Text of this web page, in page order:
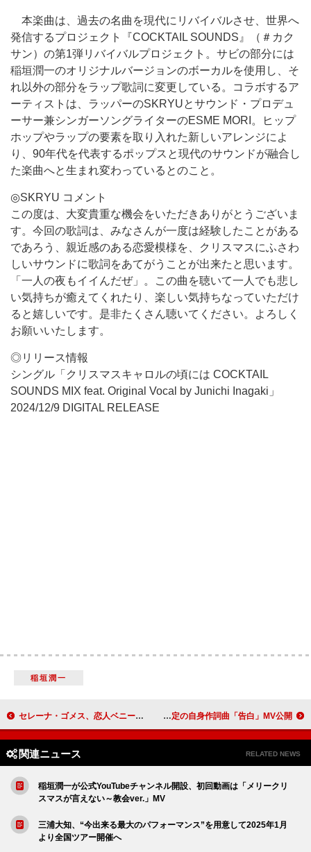
本楽曲は、過去の名曲を現代にリバイバルさせ、世界へ
発信するプロジェクト『COCKTAIL SOUNDS』（＃カク
サン）の第1弾リバイバルプロジェクト。サビの部分には
稲垣潤一のオリジナルバージョンのボーカルを使用し、そ
れ以外の部分をラップ歌詞に変更している。コラボするア
ーティストは、ラッパーのSKRYUとサウンド・プロデュ
ーサー兼シンガーソングライターのESME MORI。ヒップ
ホップやラップの要素を取り入れた新しいアレンジによ
り、90年代を代表するポップスと現代のサウンドが融合し
た楽曲へと生まれ変わっているとのこと。
◎SKRYU コメント
この度は、大変貴重な機会をいただきありがとうございま
す。今回の歌詞は、みなさんが一度は経験したことがある
であろう、親近感のある恋愛模様を、クリスマスにふさわ
しいサウンドに歌詞をあてがうことが出来たと思います。
「一人の夜もイイんだぜ」。この曲を聴いて一人でも悲し
い気持ちが癒えてくれたり、楽しい気持ちなっていただけ
ると嬉しいです。是非たくさん聴いてください。よろしく
お願いいたします。
◎リリース情報
シングル「クリスマスキャロルの頃には COCKTAIL
SOUNDS MIX feat. Original Vocal by Junichi Inagaki」
2024/12/9 DIGITAL RELEASE
稲垣潤一
セレーナ・ゴメス、恋人ベニー・ブランコが“最もセクシーな男性”の一人に選ばれたことに反応 芹澤 優（i☆Ris）、TBS系『ひるおび』12月EDテーマ決定の自身作詞曲「告白」MV公開
関連ニュース RELATED NEWS
稲垣潤一が公式YouTubeチャンネル開設、初回動画は「メリークリ
スマスが言えない～教会ver.」MV
三浦大知、“今出来る最大のパフォーマンス”を用意して2025年1月
より全国ツアー開催へ